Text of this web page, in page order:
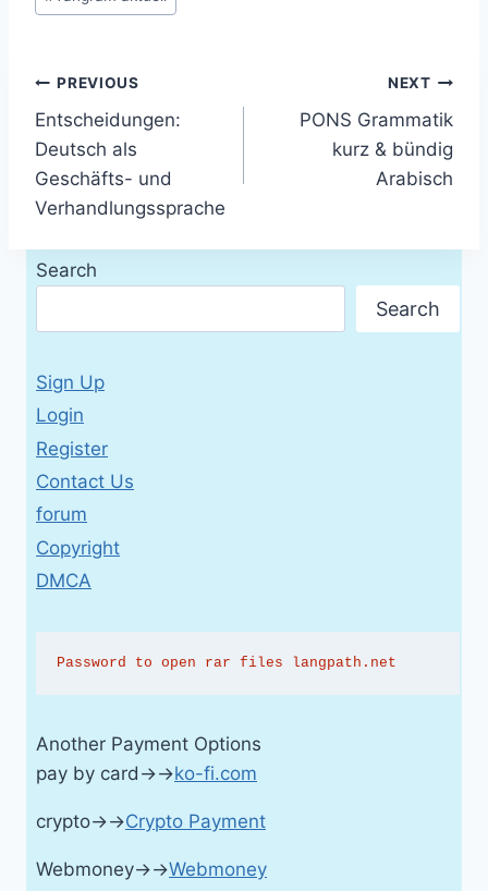
Tags:
Post
navigation
PREVIOUS
Entscheidungen:
Deutsch als
Geschäfts- und
Verhandlungssprache
NEXT
PONS Grammatik
kurz & bündig
Arabisch
Search
Search
Sign Up
Login
Register
Contact Us
forum
Copyright
DMCA
Password to open rar files langpath.net
Another Payment Options
pay by card→→ko-fi.com
crypto→→Crypto Payment
Webmoney→→Webmoney